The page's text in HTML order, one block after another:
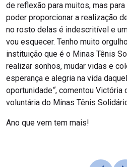
de reflexão para muitos, mas
poder proporcionar a realização
no rosto delas é indescritível e
vou esquecer. Tenho muito
instituição que é o Minas Tênis
realizar sonhos, mudar vidas e
esperança e alegria na vida
oportunidade“, comentou Victória
voluntária do Minas Tênis
Ano que vem tem mais!